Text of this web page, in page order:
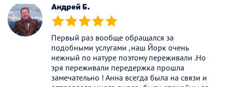
Андрей Б.
(*) (*) (*) (*) (*)
Первый раз вообще обращался за
подобными услугами ,наш Йорк очень
нежный по натуре поэтому переживали .Но
зря переживали передержка прошла
замечательно ! Анна всегда была на связи и